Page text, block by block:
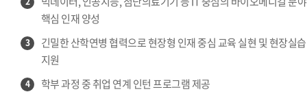
핵심 인재 양성
3
긴밀한 산학연병 협력으로 현장형 인재 중심 교육 실현 및 현장실습
지원
4 학부 과정 중 취업 연계 인턴 프로그램 제공